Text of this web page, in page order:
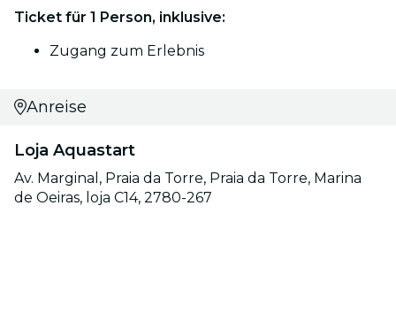
Ticket für 1 Person, inklusive:
Zugang zum Erlebnis
Anreise
Loja Aquastart
Av. Marginal, Praia da Torre, Praia da Torre, Marina
de Oeiras, loja C14, 2780-267